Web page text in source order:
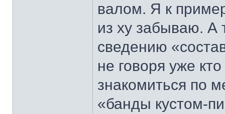
валом. Я к
из ху забываю. А
сведению
не говоря уже
знакомиться по
«банды кустом-